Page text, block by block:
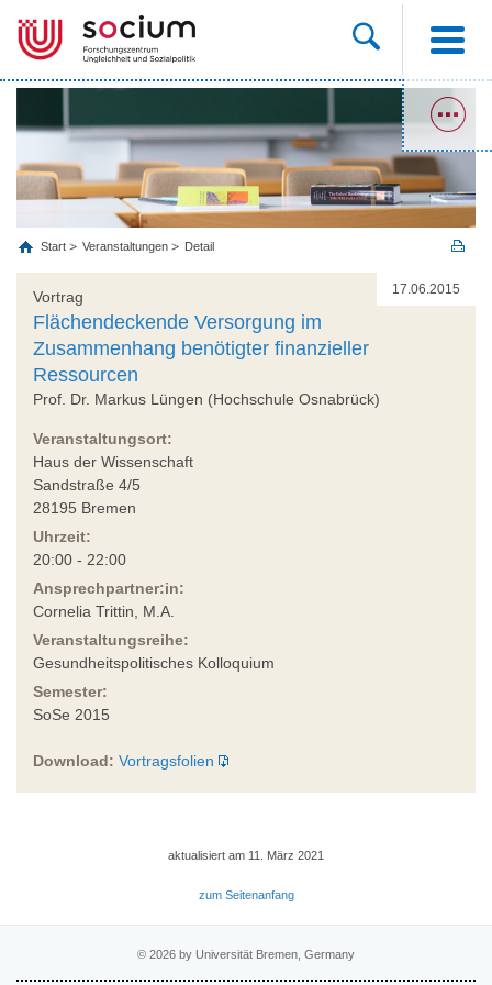
Start Veranstaltungen Detail
17.06.2015
Vortrag
Flächendeckende Versorgung im
Zusammenhang benötigter finanzieller
Ressourcen
Prof. Dr. Markus Lüngen (Hochschule Osnabrück)
Veranstaltungsort:
Haus der Wissenschaft
Sandstraße 4/5
28195 Bremen
Uhrzeit:
20:00 - 22:00
Ansprechpartner:in:
Cornelia Trittin, M.A.
Veranstaltungsreihe:
Gesundheitspolitisches Kolloquium
Semester:
SoSe 2015
Download: Vortragsfolien
aktualisiert am 11. März 2021
zum Seitenanfang
© 2026 by Universität Bremen, Germany